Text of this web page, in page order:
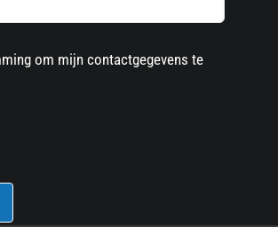
om mijn contactgegevens te